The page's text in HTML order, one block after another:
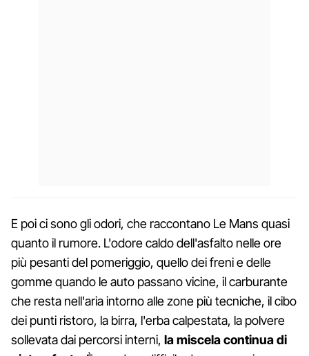
E poi ci sono gli odori, che raccontano Le Mans quasi
quanto il rumore. L'odore caldo dell'asfalto nelle ore
più pesanti del pomeriggio, quello dei freni e delle
gomme quando le auto passano vicine, il carburante
che resta nell'aria intorno alle zone più tecniche, il cibo
dei punti ristoro, la birra, l'erba calpestata, la polvere
sollevata dai percorsi interni, la miscela continua di